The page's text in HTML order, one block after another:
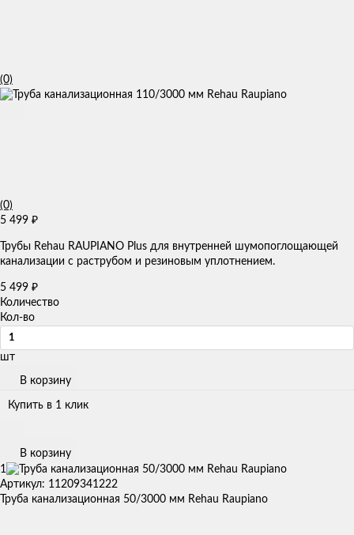
(0)
(0)
5 499 ₽
Трубы Rehau RAUPIANO Plus для внутренней шумопоглощающей
канализации с раструбом и резиновым уплотнением.
5 499 ₽
Количество
Кол-во
шт
В корзину
Купить в 1 клик
В корзину
1
Артикул: 11209341222
Труба канализационная 50/3000 мм Rehau Raupiano